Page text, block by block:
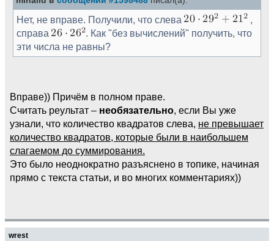
Нет, не вправе. Получили, что слева
,
справа
. Как "без вычислений" получить, что
эти числа не равны?
Вправе)) Причём в полном праве.
Считать реультат – необязательно, если Вы уже
узнали, что количество квадратов слева, не превышает
количество квадратов, которые были в наибольшем
слагаемом до суммирования.
Это было неоднократно разъяснено в топике, начиная
прямо с текста статьи, и во многих комментариях))
wrest